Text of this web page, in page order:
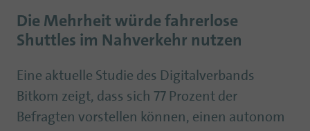
Die Mehrheit würde fahrerlose
Shuttles im Nahverkehr nutzen
Eine aktuelle Studie des Digitalverbands
Bitkom zeigt, dass sich 77 Prozent der
Befragten vorstellen können, einen autonom